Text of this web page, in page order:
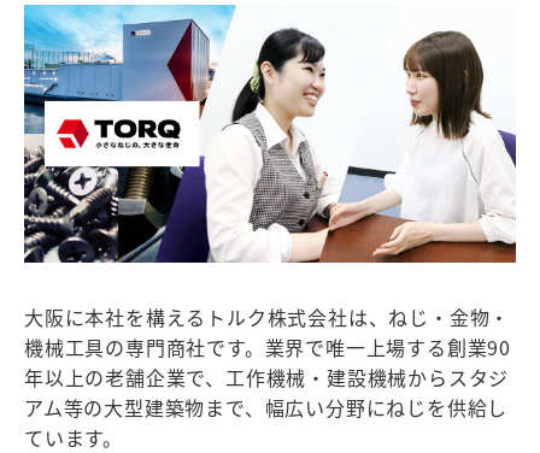
大阪に本社を構えるトルク株式会社は、ねじ・金物・
機械工具の専門商社です。業界で唯一上場する創業90
年以上の老舗企業で、工作機械・建設機械からスタジ
アム等の大型建築物まで、幅広い分野にねじを供給し
ています。